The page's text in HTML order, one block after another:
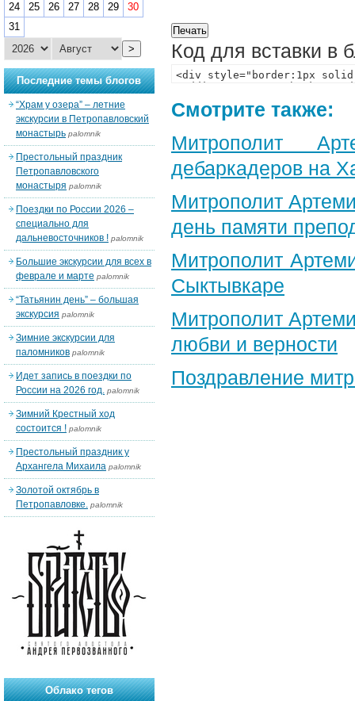
Код для вставки в
Смотрите также:
Митрополит
дебаркадеров на
Митрополит
день памяти
Митрополит
Сыктывкаре
Митрополит
любви и верности
Поздравление​
24
25 26 27 28 29
30
31
>
Последние темы блогов
“Храм у озера” – летние
экскурсии в Петропавловский
монастырь palomnik
Престольный праздник
Петропавловского
монастыря palomnik
Поездки по России 2026 –
специально для
дальневосточников ! palomnik
Большие экскурсии для всех в
феврале и марте palomnik
“Татьянин день” – большая
экскурсия palomnik
Зимние экскурсии для
паломников palomnik
Идет запись в поездки по
России на 2026 год. palomnik
Зимний Крестный ход
состоится ! palomnik
Престольный праздник у
Архангела Михаила palomnik
Золотой октябрь в
Петропавловке. palomnik
Облако тегов